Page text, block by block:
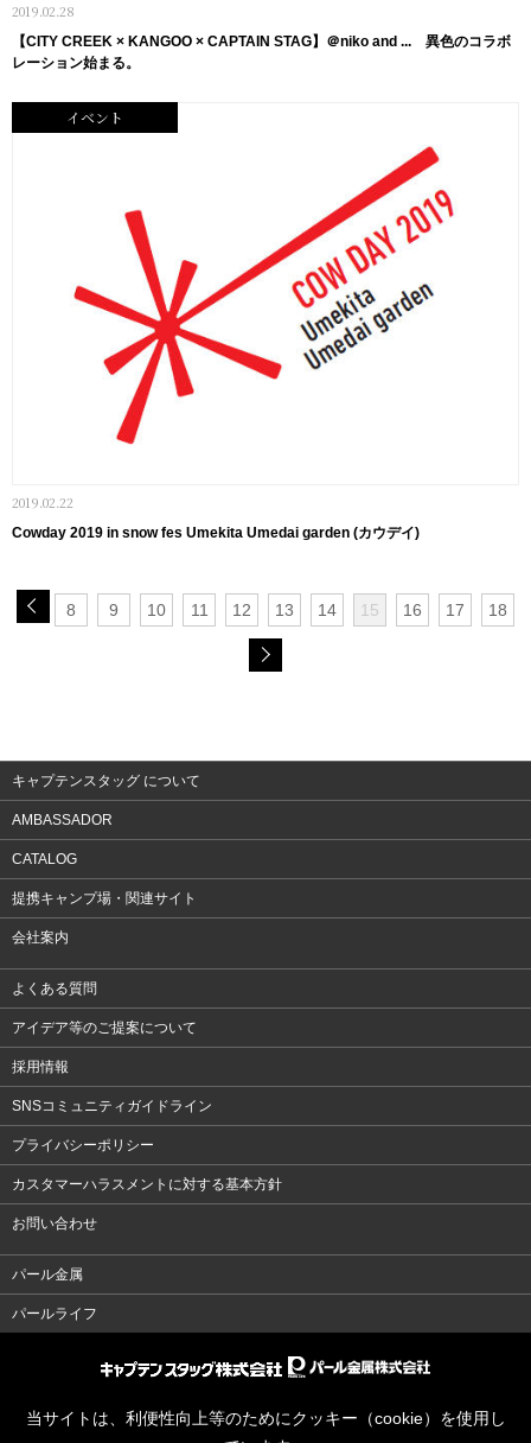
2019.02.28
【CITY CREEK × KANGOO × CAPTAIN STAG】＠niko and ... 異色のコラボ
レーション始まる。
イベント
2019.02.22
Cowday 2019 in snow fes Umekita Umedai garden (カウデイ)
8 9 10 11 12 13 14 15 16 17 18
キャプテンスタッグ について
AMBASSADOR
CATALOG
提携キャンプ場・関連サイト
会社案内
よくある質問
アイデア等のご提案について
採用情報
SNSコミュニティガイドライン
プライバシーポリシー
カスタマーハラスメントに対する基本方針
お問い合わせ
パール金属
パールライフ
当サイトは、利便性向上等のためにクッキー（cookie）を使用し